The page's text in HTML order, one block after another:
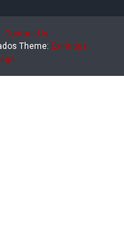
Contact Us
Theme: Eximious